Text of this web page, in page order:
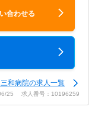
合わせる
和病院の求人一覧
25 求人番号：10196259